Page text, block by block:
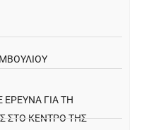
ΓΙΑ ΤΗ
ΣΤΟ ΚΈΝΤΡΟ ΤΗΣ